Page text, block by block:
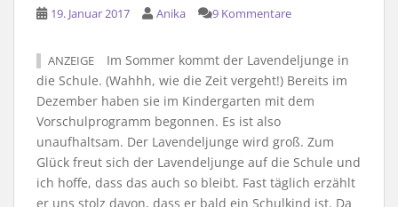
19. Januar 2017 Anika 9 Kommentare
ANZEIGE
Im Sommer kommt der Lavendeljunge in
die Schule. (Wahhh, wie die Zeit vergeht!) Bereits im
Dezember haben sie im Kindergarten mit dem
Vorschulprogramm begonnen. Es ist also
unaufhaltsam. Der Lavendeljunge wird groß. Zum
Glück freut sich der Lavendeljunge auf die Schule und
ich hoffe, dass das auch so bleibt. Fast täglich erzählt
er uns stolz davon, dass er bald ein Schulkind ist. Da